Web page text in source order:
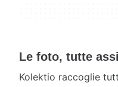
Le foto, tutte
Kolektio raccoglie